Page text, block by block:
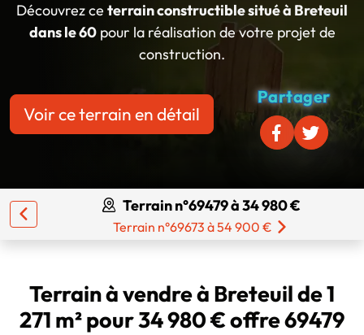
Découvrez ce terrain constructible situé à Breteuil
dans le 60pour la réalisation de votre projet de
construction.
Voir ce terrain en détail
Partager
Terrain n°69479 à 34 980 €
Terrain n°69673 à 54 900 €
Terrain à vendre à Breteuil de 1
271 m² pour 34 980 € offre 69479